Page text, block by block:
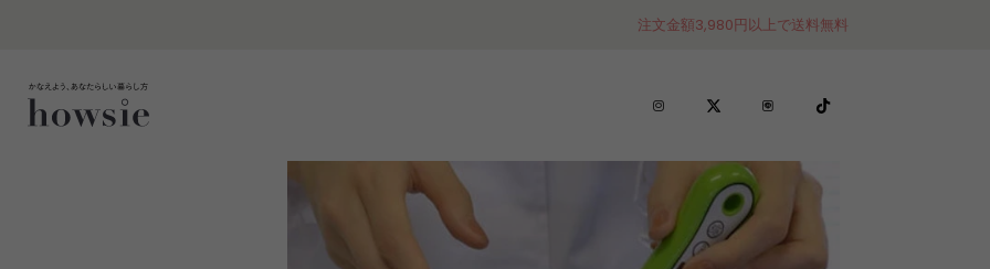
ン
ツ
注文金額3,980円以上で送料無料